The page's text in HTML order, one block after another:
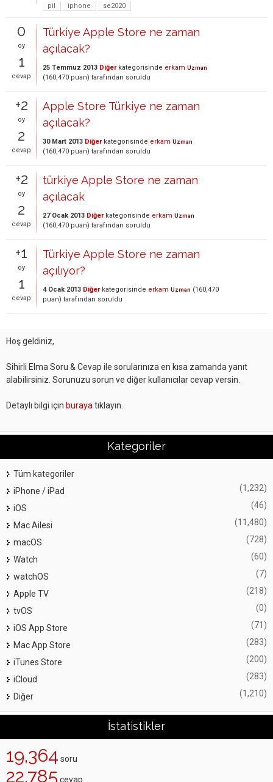
pil
iphone se2020
0
oy
1
cevap
Türkiye Apple Store ne zaman
açılacak?
25 Temmuz 2013 Diğerkategorisinde erkam Uzman
(160,470 puan) tarafından soruldu
+2
oy
2
cevap
Apple Store Türkiye ne zaman
açılacak?
30 Mart 2013 Diğerkategorisinde erkam Uzman
(160,470 puan) tarafından soruldu
+2
oy
2
cevap
türkiye Apple Store ne zaman
açılacak
27 Ocak 2013 Diğerkategorisinde erkam Uzman
(160,470 puan) tarafından soruldu
+1
oy
1
cevap
Türkiye Apple Store ne zaman
açılıyor?
4 Ocak 2013 Diğerkategorisinde erkam Uzman (160,470
puan) tarafından soruldu
Hoş geldiniz,
Sihirli Elma Soru & Cevap ile sorularınıza en kısa zamanda yanıt
alabilirsiniz. Sorunuzu sorun ve diğer kullanıcılar cevap versin.
Detaylı bilgi için buraya tıklayın.
Kategoriler
Tüm kategoriler
iPhone / iPad
(1,232)
iOS (46)
Mac Ailesi (11,480)
macOS (728)
Watch (60)
watchOS (7)
Apple TV (218)
tvOS (0)
iOS App Store (71)
Mac App Store (283)
iTunes Store (200)
iCloud (283)
Diğer (1,210)
İstatistikler
19,364 soru
22,785 cevap